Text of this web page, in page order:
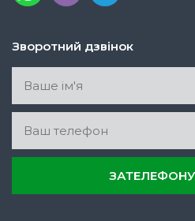
Зворотний дзвінок